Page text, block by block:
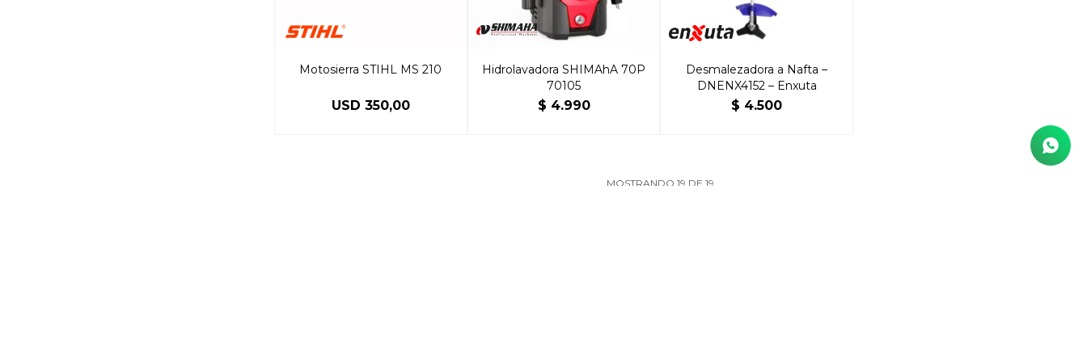
Motosierra STIHL MS 210
USD 350,00
Hidrolavadora SHIMAhA 70P
70105
$ 4.990
Desmalezadora a Nafta –
DNENX4152 – Enxuta
$ 4.500
MOSTRANDO 19 DE 19